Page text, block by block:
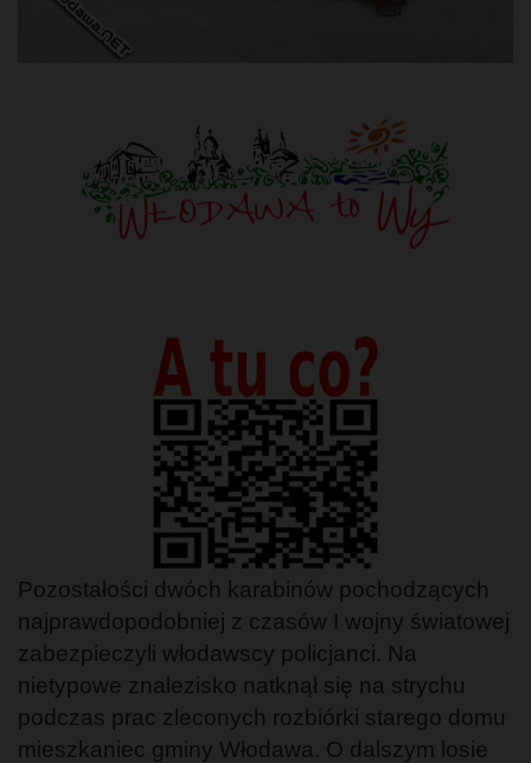
Pozostałości dwóch karabinów pochodzących
najprawdopodobniej z czasów I wojny światowej
zabezpieczyli włodawscy policjanci. Na
nietypowe znalezisko natknął się na strychu
podczas prac zleconych rozbiórki starego domu
mieszkaniec gminy Włodawa. O dalszym losie